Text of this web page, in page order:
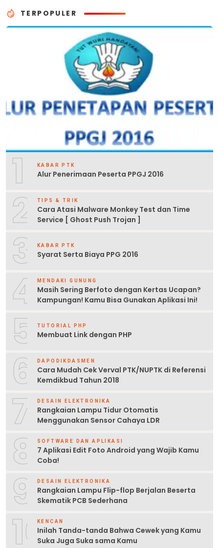
TERPOPULER
1 KABAR PTK
Alur Penerimaan Peserta PPGJ 2016
2 TIPS & TRIK
Cara Atasi Malware Monkey Test dan Time
Service [ Ghost Push Trojan ]
3 KABAR PTK
Syarat Serta Biaya PPG 2016
4 MENDAKI GUNUNG
Masih Sering Berfoto dengan Kertas Ucapan?
Kampungan! Kamu Bisa Gunakan Aplikasi Ini!
5 TUTORIAL PHP
Membuat Link dengan PHP
6 DAPODIKDASMEN
Cara Mudah Cek Verval PTK/NUPTK di Referensi
Kemdikbud Tahun 2018
7 DESAIN ELEKTRONIKA
Rangkaian Lampu Tidur Otomatis
Menggunakan Sensor Cahaya LDR
8 SOFTWARE DAN APLIKASI
7 Aplikasi Edit Foto Android yang Wajib Kamu
Coba!
9 DESAIN ELEKTRONIKA
Rangkaian Lampu Flip-flop Berjalan Beserta
Skematik PCB Sederhana
10KENCAN
Inilah Tanda-tanda Bahwa Cewek yang Kamu
Suka Juga Suka sama Kamu